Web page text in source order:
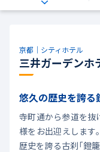
京都｜シティホテル
三井ガーデンホ
悠久の歴史を誇る
寺町通から参道を抜
様をお出迎えします
歴史を誇る古刹「鐙